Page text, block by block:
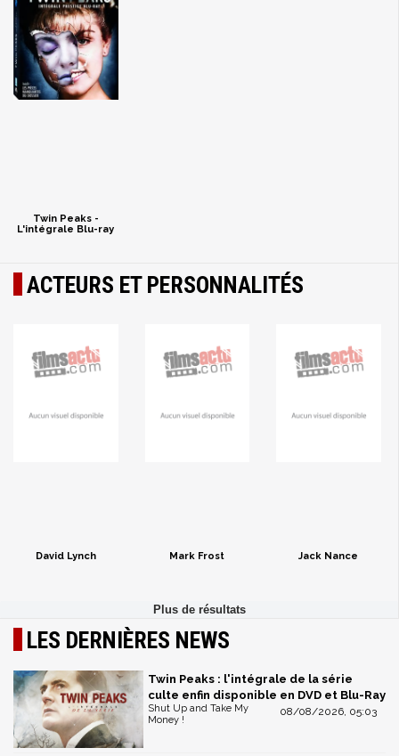
Twin Peaks -
L'intégrale Blu-ray
ACTEURS ET PERSONNALITÉS
David Lynch Mark Frost Jack Nance
LES DERNIÈRES NEWS
Twin Peaks : l'intégrale de la série
culte enfin disponible en DVD et Blu-Ray
08/08/2026, 05:03
Shut Up and Take My
Money !